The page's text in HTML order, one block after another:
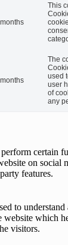
This
The
used
user
of
any
certain
on social
features.
to
website which
visitors.